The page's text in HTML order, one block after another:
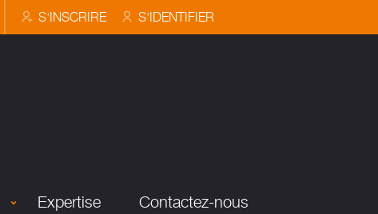
S'INSCRIRE S'IDENTIFIER
Expertise Contactez-nous